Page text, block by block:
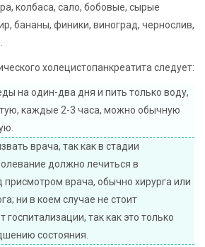
колбаса, сало, бобовые, сырые
бананы, финики, виноград, чернослив,
холецистопанкреатита следует:
на один-два дня и пить только воду,
каждые 2-3 часа, можно обычную
врача, так как в стадии
должно лечиться в
присмотром врача, обычно хирурга или
ни в коем случае не стоит
госпитализации, так как это только
состояния.